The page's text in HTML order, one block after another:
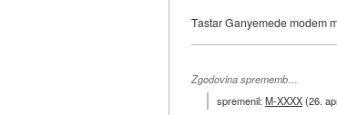
Tastar Ganyemede modem
Zgodovina sprememb…
spremenil:M-XXXX(26.